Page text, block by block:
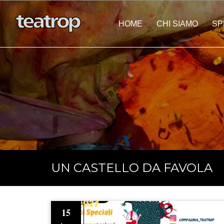
HOME CHI SIAMO
UN CASTELLO DA FAVOLA
15